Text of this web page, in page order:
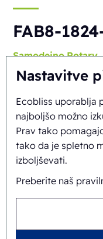
Nastavitve
Ecobliss uporablja
najboljšo možno
Prav tako
tako da je spletno
izboljševati.
Preberite naš
FAB8-
Samodejno Rotary